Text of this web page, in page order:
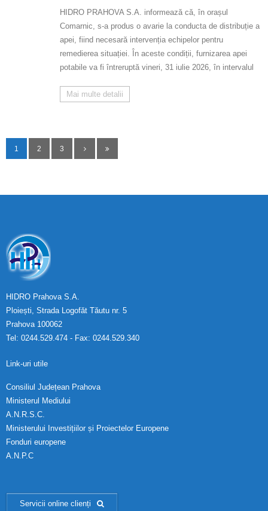
HIDRO PRAHOVA S.A. informează că, în orașul
Comarnic, s-a produs o avarie la conducta de distribuție a
apei, fiind necesară intervenția echipelor pentru
remedierea situației. În aceste condiții, furnizarea apei
potabile va fi întreruptă vineri, 31 iulie 2026, în intervalul
Mai multe detalii
1 2 3
HIDRO Prahova S.A.
Ploiești, Strada Logofăt Tăutu nr. 5
Prahova 100062
Tel: 0244.529.474 - Fax: 0244.529.340
Link-uri utile
Consiliul Județean Prahova
Ministerul Mediului
A.N.R.S.C.
Ministerului Investițiilor și Proiectelor Europene
Fonduri europene
A.N.P.C
Servicii online clienți